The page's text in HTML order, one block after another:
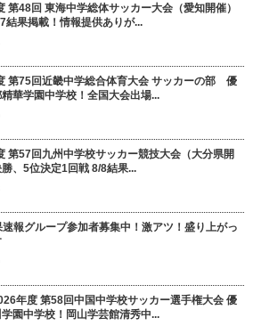
第48回 東海中学総体サッカー大会（愛知開催）
結果掲載！情報提供ありが...
第75回近畿中学総合体育大会 サッカーの部 優
精華学園中学校！全国大会出場...
第57回九州中学校サッカー競技大会（大分県開
、5位決定1回戦 8/8結果...
報グループ参加者募集中！激アツ！盛り上がっ
年度 第58回中国中学校サッカー選手権大会 優
学園中学校！岡山学芸館清秀中...